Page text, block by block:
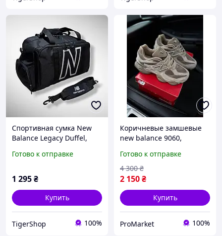
Спортивная сумка New
Balance Legacy Duffel,
с отделом для обуви,
Готово к отправке
1 295₴
Купить
TigerShop 100%
Коричневые замшевые
new balance 9060,
Balance, New balance
9060 женские
Готово к отправке
2 150₴
4 300 ₴
Купить
ProMarket 100%